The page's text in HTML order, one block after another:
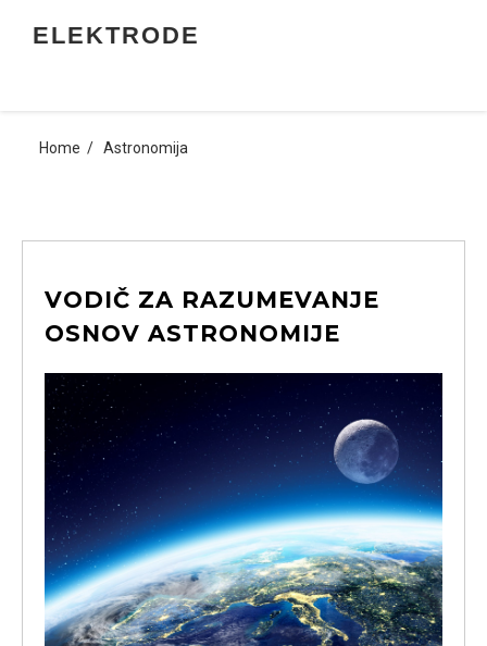
ELEKTRODE
Home Astronomija
VODIČ ZA RAZUMEVANJE
OSNOV ASTRONOMIJE